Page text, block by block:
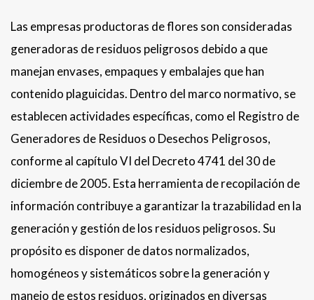
Las empresas productoras de flores son consideradas
generadoras de residuos peligrosos debido a que
manejan envases, empaques y embalajes que han
contenido plaguicidas. Dentro del marco normativo, se
establecen actividades específicas, como el Registro de
Generadores de Residuos o Desechos Peligrosos,
conforme al capítulo VI del Decreto 4741 del 30 de
diciembre de 2005. Esta herramienta de recopilación de
información contribuye a garantizar la trazabilidad en la
generación y gestión de los residuos peligrosos. Su
propósito es disponer de datos normalizados,
homogéneos y sistemáticos sobre la generación y
manejo de estos residuos, originados en diversas